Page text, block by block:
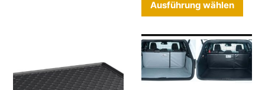
Ausführung wählen